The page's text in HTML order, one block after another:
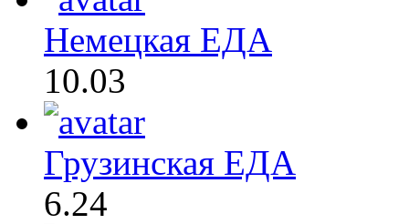
Немецкая ЕДА
10.03
Грузинская ЕДА
6.24